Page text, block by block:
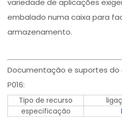
variedade de aplicações
embalado numa caixa para
armazenamento.
Documentação e suportes do
P016:
Tipo de recurso
especificação